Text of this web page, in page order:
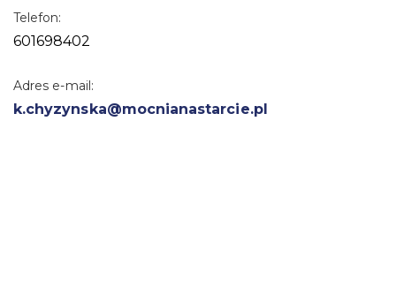
Telefon:
601698402
Adres e-mail:
k.chyzynska@mocnianastarcie.pl